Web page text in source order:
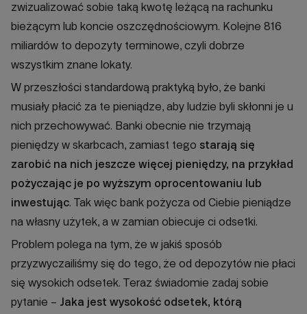
zwizualizować sobie taką kwotę leżącą na rachunku
bieżącym lub koncie oszczędnościowym. Kolejne 816
miliardów to depozyty terminowe, czyli dobrze
wszystkim znane lokaty.
W przeszłości standardową praktyką było, że banki
musiały płacić za te pieniądze, aby ludzie byli skłonni je u
nich przechowywać. Banki obecnie nie trzymają
pieniędzy w skarbcach, zamiast tego starają się
zarobić na nich jeszcze więcej pieniędzy, na przykład
pożyczając je po wyższym oprocentowaniu lub
inwestując. Tak więc bank pożycza od Ciebie pieniądze
na własny użytek, a w zamian obiecuje ci odsetki.
Problem polega na tym, że w jakiś sposób
przyzwyczailiśmy się do tego, że od depozytów nie płaci
się wysokich odsetek. Teraz świadomie zadaj sobie
pytanie – Jaka jest wysokość odsetek, którą